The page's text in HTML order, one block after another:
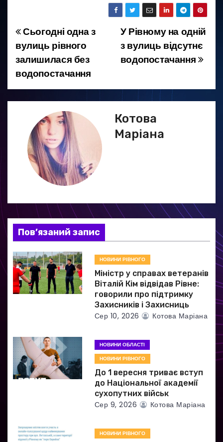
Н
а
в
і
я
з
а
п
и
в
У Рівному на одній
з вулиць відсутнє
водопостачання
Сьогодні одна з
вулиць рівного
залишилася без
водопостачання
Котова
Маріана
Пов’язаний запис
НОВИНИ РІВНОГО
Міністр у справах ветеранів
Віталій Кім відвідав Рівне:
говорили про підтримку
Захисників і Захисниць
Сер 10, 2026 Котова Маріана
НОВИНИ ОБЛАСТІ
НОВИНИ РІВНОГО
До 1 вересня триває вступ
до Національної академії
сухопутних військ
Сер 9, 2026 Котова Маріана
НОВИНИ РІВНОГО